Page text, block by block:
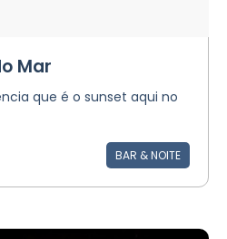
Mar
que é o sunset aqui no
BAR & NOITE